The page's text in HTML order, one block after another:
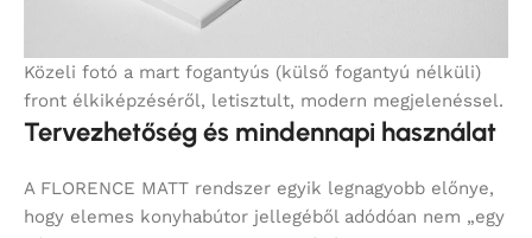
Közeli fotó a mart fogantyús (külső fogantyú nélküli)
front élkiképzéséről, letisztult, modern megjelenéssel.
Tervezhetőség és mindennapi használat
A FLORENCE MATT rendszer egyik legnagyobb előnye,
hogy elemes konyhabútor jellegéből adódóan nem „egy